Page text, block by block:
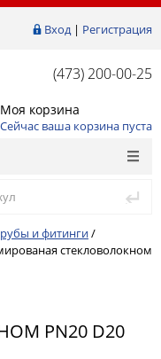
Вход| Регистрация
(473) 200-00-25
Моя корзина
Сейчас ваша корзина пуста
и фитинги/
стекловолокном
PN20 D20